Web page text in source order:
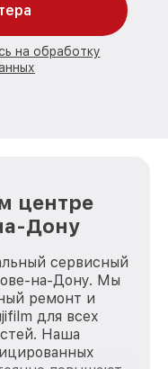
на обработку
центре
Дону
сервисный
на-Дону. Мы
ремонт и
для всех
Наша